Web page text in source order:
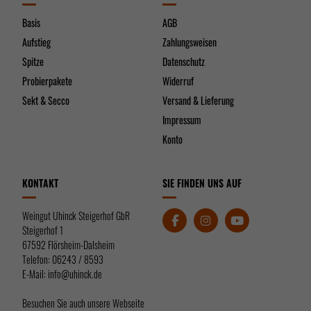
Basis
Aufstieg
Spitze
Probierpakete
Sekt & Secco
AGB
Zahlungsweisen
Datenschutz
Widerruf
Versand & Lieferung
Impressum
Konto
KONTAKT
Weingut Uhinck Steigerhof GbR
Steigerhof 1
67592 Flörsheim-Dalsheim
Telefon: 06243 / 8593
E-Mail: info@uhinck.de
Besuchen Sie auch unsere Webseite
SIE FINDEN UNS AUF
Nur essenzielle Cookies akzeptieren
Zurück
Datenschutzeinstellungen
Essenziell (2)
Essenzielle Cookies ermöglichen grundlegende Funktionen und sind für die einwandfreie
Funktion der Website erforderlich.
Cookie-Informationen anzeigen